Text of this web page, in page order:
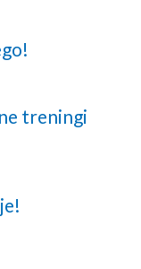
treningi